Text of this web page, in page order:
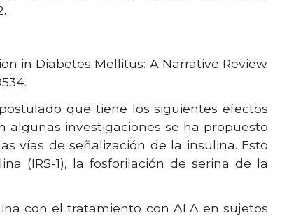
in Diabetes Mellitus: A Narrative Review.
que tiene los siguientes efectos
algunas investigaciones se ha propuesto
vías de señalización de la insulina. Esto
(IRS-1), la fosforilación de serina de la
con el tratamiento con ALA en sujetos